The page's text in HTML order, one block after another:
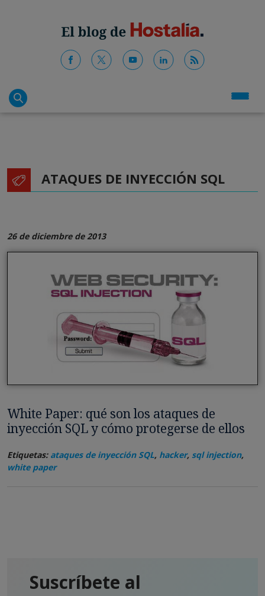
ATAQUES DE INYECCIÓN SQL
26 de diciembre de 2013
White Paper: qué son los ataques de
inyección SQL y cómo protegerse de ellos
Etiquetas: ataques de inyección SQL, hacker, sql injection,
white paper
Suscríbete al